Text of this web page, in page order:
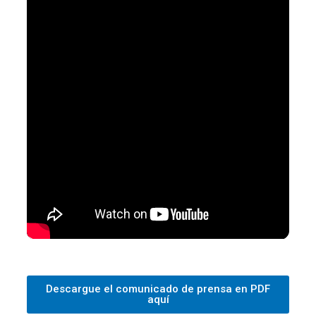
Descargue el comunicado de prensa en PDF
aquí